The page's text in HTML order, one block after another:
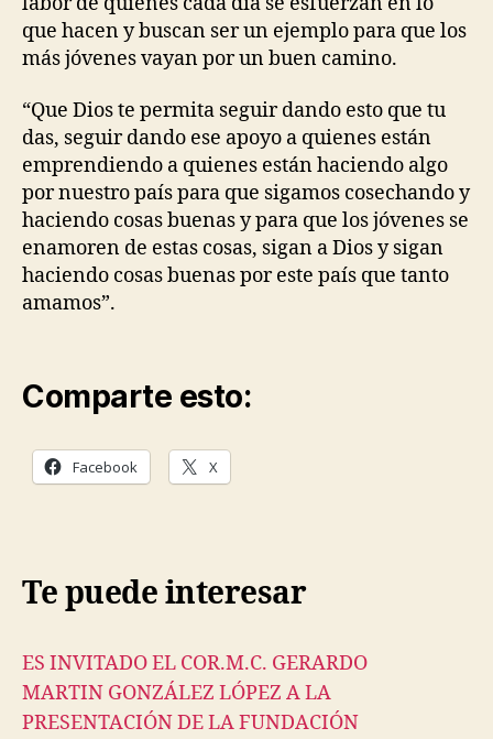
que hacen y buscan ser un ejemplo para que los
más jóvenes vayan por un buen camino.
“Que Dios te permita seguir dando esto que tu
das, seguir dando ese apoyo a quienes están
emprendiendo a quienes están haciendo algo
por nuestro país para que sigamos cosechando y
haciendo cosas buenas y para que los jóvenes se
enamoren de estas cosas, sigan a Dios y sigan
haciendo cosas buenas por este país que tanto
amamos”.
Comparte esto:
Facebook X
Te puede interesar
ES INVITADO EL COR.M.C. GERARDO
MARTIN GONZÁLEZ LÓPEZ A LA
PRESENTACIÓN DE LA FUNDACIÓN